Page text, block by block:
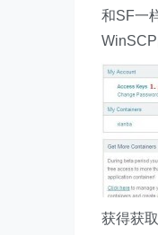
和SF一
获得获